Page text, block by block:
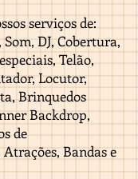
serviços de:
DJ, Cobertura,
Telão,
Locutor,
Brinquedos
Backdrop,
de
Bandas e